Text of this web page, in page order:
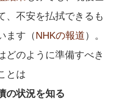
、不安を払拭できるも
ます（NHKの報道）。
のように準備すべき
とは
の状況を知る